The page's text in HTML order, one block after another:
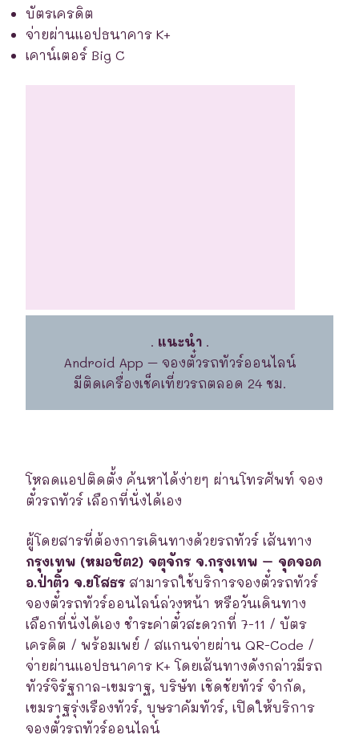
บัตรเครดิต
จ่ายผ่านแอปธนาคาร K+
เคาน์เตอร์ Big C
. แนะนำ.
Android App – จองตั๋วรถทัวร์ออนไลน์
มีติดเครื่องเช็คเที่ยวรถตลอด 24 ชม.
โหลดแอปติดตั้ง ค้นหาได้ง่ายๆ ผ่านโทรศัพท์ จอง
ตั๋วรถทัวร์ เลือกที่นั่งได้เอง
ผู้โดยสารที่ต้องการเดินทางด้วยรถทัวร์ เส้นทาง
กรุงเทพ (หมอชิต2) จตุจักร จ.กรุงเทพ – จุดจอด
อ.ป่าติ้ว จ.ยโสธร สามารถใช้บริการจองตั๋วรถทัวร์
จองตั๋วรถทัวร์ออนไลน์ล่วงหน้า หรือวันเดินทาง
เลือกที่นั่งได้เอง ชำระค่าตั๋วสะดวกที่ 7-11 / บัตร
เครดิต / พร้อมเพย์ / สแกนจ่ายผ่าน QR-Code /
จ่ายผ่านแอปธนาคาร K+ โดยเส้นทางดังกล่าวมีรถ
ทัวร์จิรัฐกาล-เขมราฐ, บริษัท เชิดชัยทัวร์ จำกัด,
เขมราฐรุ่งเรืองทัวร์, บุษราคัมทัวร์, เปิดให้บริการ
จองตั๋วรถทัวร์ออนไลน์